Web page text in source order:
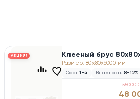
АКЦИЯ! Клееный брус
Размер: 80x80x6000 мм
Сорт:1-й Влажность:8-12%
48